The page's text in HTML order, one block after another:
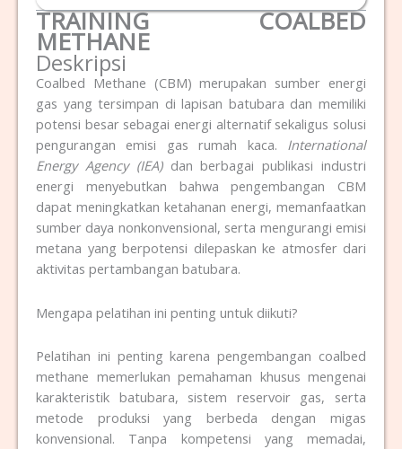
TRAINING COALBED
METHANE
Deskripsi
Coalbed Methane (CBM) merupakan sumber energi
gas yang tersimpan di lapisan batubara dan memiliki
potensi besar sebagai energi alternatif sekaligus solusi
pengurangan emisi gas rumah kaca. International
Energy Agency (IEA)dan berbagai publikasi industri
energi menyebutkan bahwa pengembangan CBM
dapat meningkatkan ketahanan energi, memanfaatkan
sumber daya nonkonvensional, serta mengurangi emisi
metana yang berpotensi dilepaskan ke atmosfer dari
aktivitas pertambangan batubara.
Mengapa pelatihan ini penting untuk diikuti?
Pelatihan ini penting karena pengembangan coalbed
methane memerlukan pemahaman khusus mengenai
karakteristik batubara, sistem reservoir gas, serta
metode produksi yang berbeda dengan migas
konvensional. Tanpa kompetensi yang memadai,